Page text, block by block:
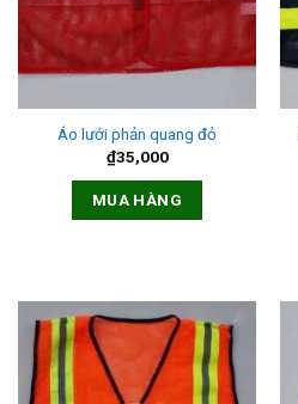
Áo lưới phản quang đỏ
₫35,000
MUA HÀNG